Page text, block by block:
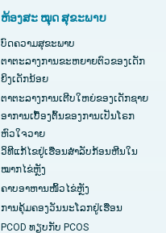
ຫ້ອງສະ ໝຸດ ສຸຂະພາບ
ບົດຄວາມສຸຂະພາບ
ຕາຕະລາງການຂະຫຍາຍຕົວຂອງເດັກ
ຍິງເດັກນ້ອຍ
ຕາຕະລາງການເຕີບໃຫຍ່ຂອງເດັກຊາຍ
ອາການເບື້ອງຕົ້ນຂອງການເປັນໂຣກ
ຫົວໃຈວາຍ
ວິທີແກ້ໄຂຢູ່ເຮືອນສຳລັບກ້ອນຫີນໃນ
ໝາກໄຂ່ຫຼັງ
ຄາບອາຫານໜິ້ວໄຂ່ຫຼັງ
ການຄຸ້ມຄອງວັນນະໂລກຢູ່ເຮືອນ
PCOD ທຽບກັບ PCOS